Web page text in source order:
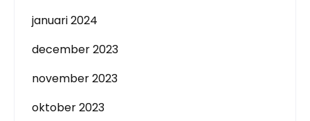
januari 2024
december 2023
november 2023
oktober 2023